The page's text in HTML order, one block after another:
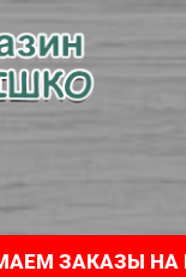
ЗАКАЗЫ НА